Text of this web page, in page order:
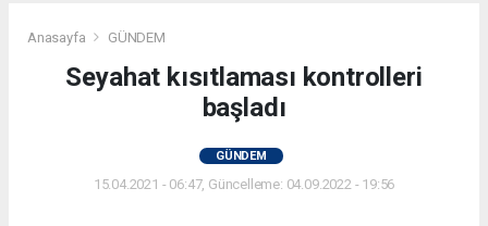
Anasayfa GÜNDEM
Seyahat kısıtlaması kontrolleri
başladı
GÜNDEM
15.04.2021 - 06:47, Güncelleme: 04.09.2022 - 19:56